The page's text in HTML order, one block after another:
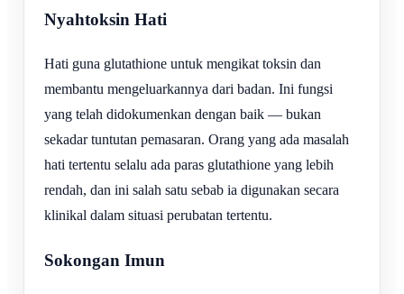
Nyahtoksin Hati
Hati guna glutathione untuk mengikat toksin dan
membantu mengeluarkannya dari badan. Ini fungsi
yang telah didokumenkan dengan baik — bukan
sekadar tuntutan pemasaran. Orang yang ada masalah
hati tertentu selalu ada paras glutathione yang lebih
rendah, dan ini salah satu sebab ia digunakan secara
klinikal dalam situasi perubatan tertentu.
Sokongan Imun